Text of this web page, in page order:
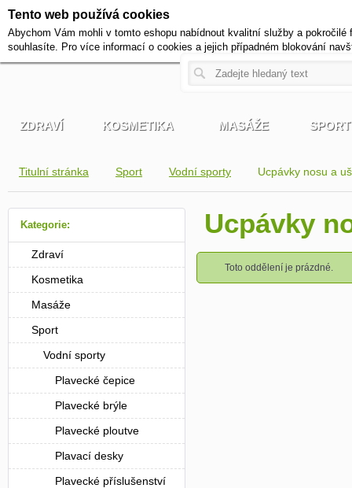
Titulní stránka Sport Vodní sporty Ucpávky nosu a
Ucpávky
Toto oddělení je prázdné.
Kategorie:
Zdraví
Kosmetika
Masáže
Sport
Vodní sporty
Plavecké čepice
Plavecké brýle
Plavecké ploutve
Plavací desky
Plavecké příslušenství
Pracovní dny od 9 do 17
ZDRAVÍ KOSMETIKA MASÁŽE SPORT
Tento web používá cookies
Abychom Vám mohli v tomto eshopu nabídnout kvalitní služby a
souhlasíte. Pro více informací o cookies a jejich případném blokování